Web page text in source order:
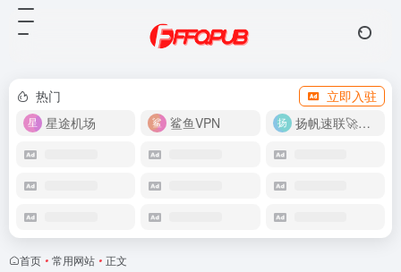
热门
立即入驻
星途机场
鲨鱼VPN 扬帆速联🚀很快
首页 • 常用网站 • 正文